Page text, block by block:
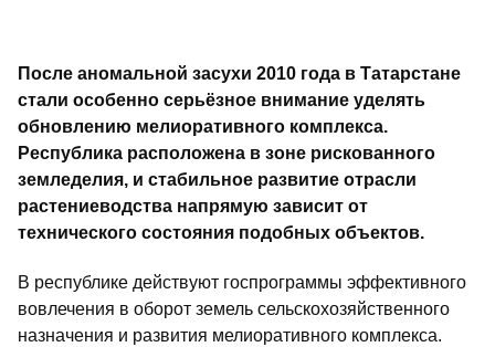
После аномальной засухи 2010 года в Татарстане
стали особенно серьёзное внимание уделять
обновлению мелиоративного комплекса.
Республика расположена в зоне рис­кованного
земледелия, и стабильное развитие отрасли
растениеводства напрямую зависит от
технического состояния подобных объектов.
В республике действуют госпрограммы эффективного
вовлечения в оборот земель сельскохозяйственного
назначения и развития мелиоративного комплекса.